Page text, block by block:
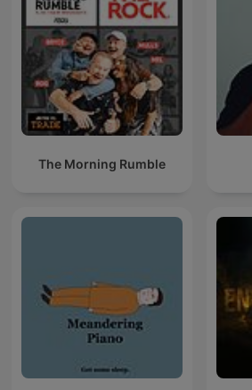
The Morning Rumble